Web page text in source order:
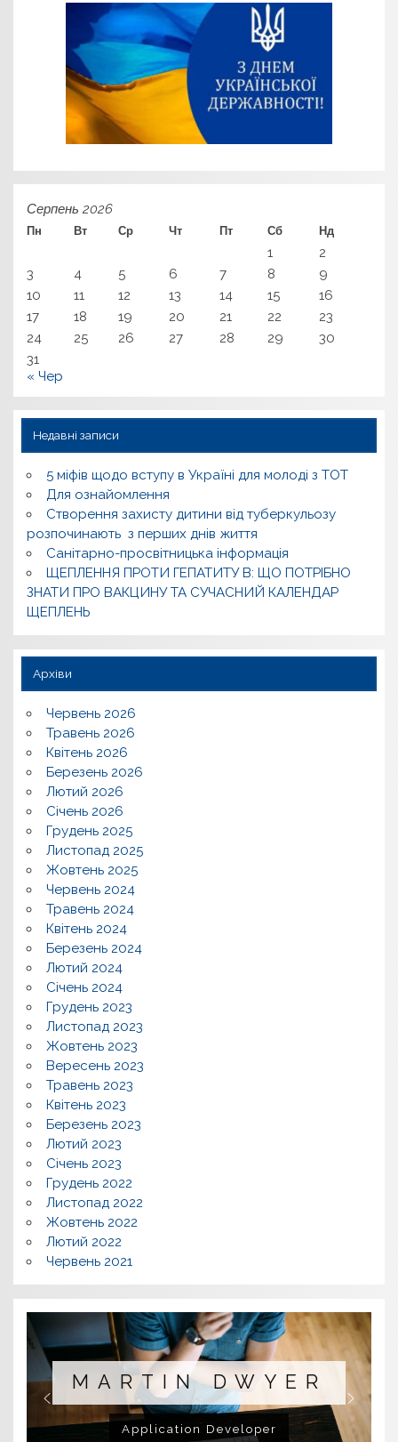
Серпень 2026
Пн Вт Ср Чт Пт Сб Нд
1
2
3
4 5 6 7 8
9
10
11 12 13 14 15
16
17
18 19 20 21 22
23
24
25 26 27 28 29
30
31
« Чер
Недавні записи
5 міфів щодо вступу в Україні для молоді з ТОТ
Для ознайомлення
Створення захисту дитини від туберкульозу
розпочинають з перших днів життя
Санітарно-просвітницька інформація
ЩЕПЛЕННЯ ПРОТИ ГЕПАТИТУ В: ЩО ПОТРІБНО
ЗНАТИ ПРО ВАКЦИНУ ТА СУЧАСНИЙ КАЛЕНДАР
ЩЕПЛЕНЬ
Архіви
Червень 2026
Травень 2026
Квітень 2026
Березень 2026
Лютий 2026
Січень 2026
Грудень 2025
Листопад 2025
Жовтень 2025
Червень 2024
Травень 2024
Квітень 2024
Березень 2024
Лютий 2024
Січень 2024
Грудень 2023
Листопад 2023
Жовтень 2023
Вересень 2023
Травень 2023
Квітень 2023
Березень 2023
Лютий 2023
Січень 2023
Грудень 2022
Листопад 2022
Жовтень 2022
Лютий 2022
Червень 2021
MARTIN DWYER
Application Developer